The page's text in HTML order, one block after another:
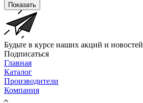
Показать
Будьте в курсе наших акций и новостей
Подписаться
Главная
Каталог
Производители
Компания